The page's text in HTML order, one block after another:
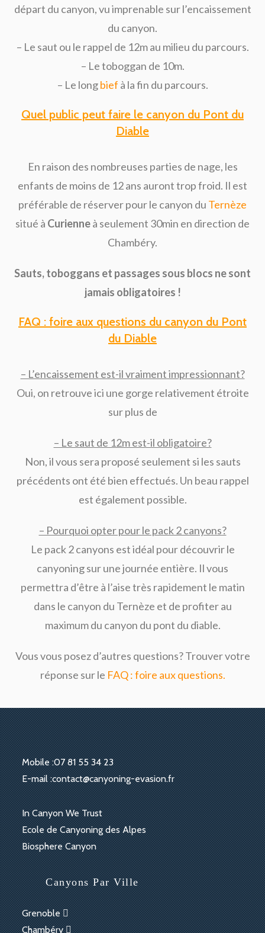
départ du canyon, vu imprenable sur l’encaissement
du canyon.
– Le saut ou le rappel de 12m au milieu du parcours.
– Le toboggan de 10m.
– Le longbief à la fin du parcours.
Quel public peut faire le canyon du Pont du
Diable
En raison des nombreuses parties de nage, les
enfants de moins de 12 ans auront trop froid. Il est
préférable de réserver pour le canyon du Ternèze
situé à Curienneà seulement 30min en direction de
Chambéry.
Sauts, toboggans et passages sous blocs ne sont
jamais obligatoires !
FAQ : foire aux questions du canyon du Pont
du Diable
– L’encaissement est-il vraiment impressionnant?
Oui, on retrouve ici une gorge relativement étroite
sur plus de
– Le saut de 12m est-il obligatoire?
Non, il vous sera proposé seulement si les sauts
précédents ont été bien effectués. Un beau rappel
est également possible.
– Pourquoi opter pour le pack 2 canyons?
Le pack 2 canyons est idéal pour découvrir le
canyoning sur une journée entière. Il vous
permettra d’être à l’aise très rapidement le matin
dans le canyon du Ternèze et de profiter au
maximum du canyon du pont du diable.
Vous vous posez d’autres questions? Trouver votre
réponse sur le FAQ : foire aux questions.
Mobile :07 81 55 34 23
E-mail :contact@canyoning-evasion.frS’ouvre
dans
votre
application
In Canyon We TrustS’ouvre
dans
un
nouvel
onglet
Ecole de Canyoning des AlpesS’ouvre
dans
un
nouvel
onglet
Biosphere CanyonS’ouvre
dans
un
nouvel
onglet
Canyons Par Ville
Grenoble
Chambéry